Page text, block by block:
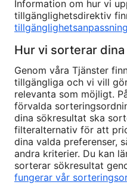
Information om hur vi
tillgänglighetsdirektiv
tillgänglighetsanpassning
Hur vi sorterar
Genom våra Tjänster
tillgängliga och vi vill
relevanta som möjligt.
förvalda
dina sökresultat ska
filteralternativ för att
dina valda preferenser,
andra kriterier. Du kan
sorterar sökresultat
fungerar vår